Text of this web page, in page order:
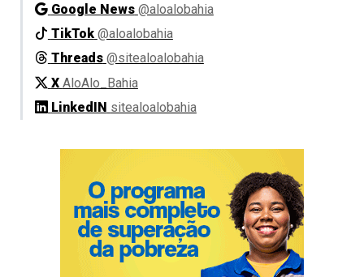
Google News @aloalobahia
TikTok @aloalobahia
Threads @sitealoalobahia
X AloAlo_Bahia
LinkedIN sitealoalobahia